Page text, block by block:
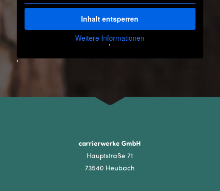
Inhalt entsperren
Weitere Informationen
'
'
carrierwerke GmbH
Hauptstraße 71
73540 Heubach